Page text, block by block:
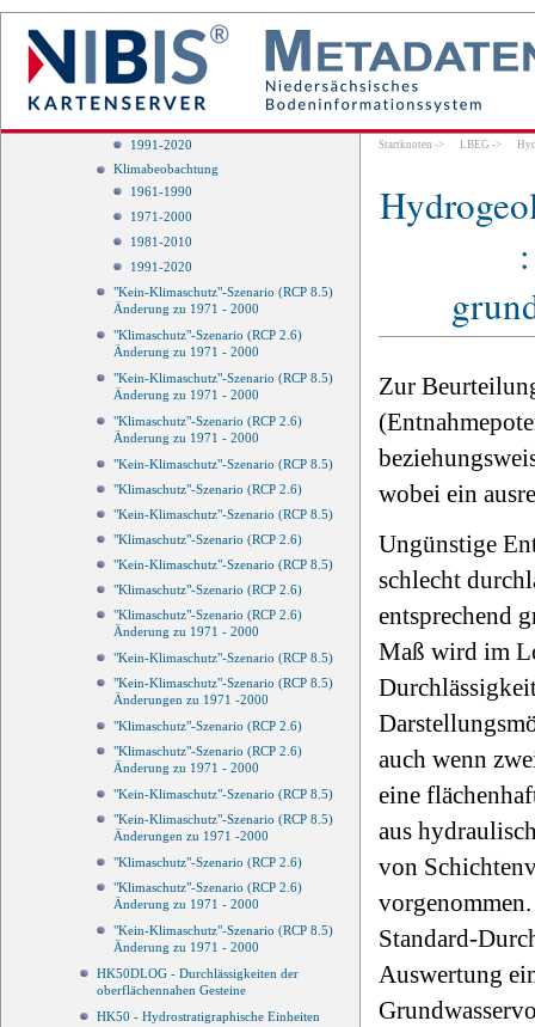
Klimabeobachtung
1961-1990
1971-2000
1991-2020
Klimabeobachtung
1961-1990
1971-2000
1981-2010
1991-2020
"Kein-Klimaschutz"-Szenario (RCP 8.5)
Änderung zu 1971 - 2000
"Klimaschutz"-Szenario (RCP 2.6)
Änderung zu 1971 - 2000
"Kein-Klimaschutz"-Szenario (RCP 8.5)
Änderung zu 1971 - 2000
"Klimaschutz"-Szenario (RCP 2.6)
Änderung zu 1971 - 2000
"Kein-Klimaschutz"-Szenario (RCP 8.5)
"Klimaschutz"-Szenario (RCP 2.6)
"Kein-Klimaschutz"-Szenario (RCP 8.5)
"Klimaschutz"-Szenario (RCP 2.6)
"Kein-Klimaschutz"-Szenario (RCP 8.5)
"Klimaschutz"-Szenario (RCP 2.6)
"Klimaschutz"-Szenario (RCP 2.6)
Änderung zu 1971 - 2000
"Kein-Klimaschutz"-Szenario (RCP 8.5)
"Kein-Klimaschutz"-Szenario (RCP 8.5)
Änderungen zu 1971 -2000
"Klimaschutz"-Szenario (RCP 2.6)
"Klimaschutz"-Szenario (RCP 2.6)
Änderung zu 1971 - 2000
"Kein-Klimaschutz"-Szenario (RCP 8.5)
"Kein-Klimaschutz"-Szenario (RCP 8.5)
Änderungen zu 1971 -2000
"Klimaschutz"-Szenario (RCP 2.6)
"Klimaschutz"-Szenario (RCP 2.6)
Änderung zu 1971 - 2000
"Kein-Klimaschutz"-Szenario (RCP 8.5)
Änderung zu 1971 - 2000
HK50DLOG - Durchlässigkeiten der
oberflächennahen Gesteine
HK50 - Hydrostratigraphische Einheiten
Startknoten -> LBEG ->
Zur
wobei ein
Ungünstige
schlecht
entsprechend
Maß wird im
auch wenn
eine
aus
von
Standard-
Auswertung